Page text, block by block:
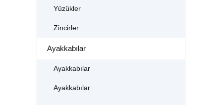
Yüzükler
Zincirler
Ayakkabılar
Ayakkabılar
Ayakkabılar